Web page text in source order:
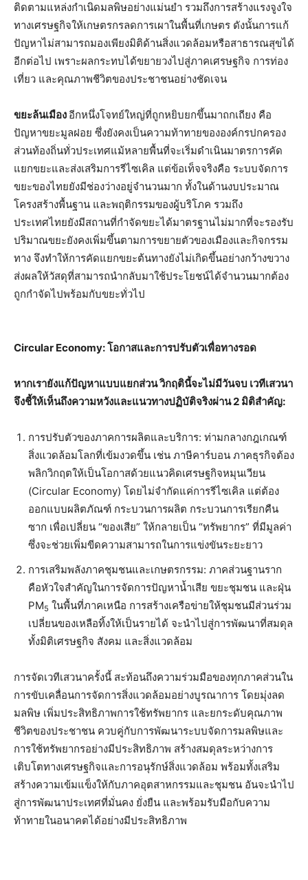
ติดตามแหล่งกำเนิดมลพิษอย่างแม่นยำ รวมถึงการสร้างแรงจูงใจ
ทางเศรษฐกิจให้เกษตรกรลดการเผาในพื้นที่เกษตร ดังนั้นการแก้
ปัญหาไม่สามารถมองเพียงมิติด้านสิ่งแวดล้อมหรือสาธารณสุขได้
อีกต่อไป เพราะผลกระทบได้ขยายวงไปสู่ภาคเศรษฐกิจ การท่อง
เที่ยว และคุณภาพชีวิตของประชาชนอย่างชัดเจน
ขยะล้นเมือง อีกหนึ่งโจทย์ใหญ่ที่ถูกหยิบยกขึ้นมาถกเถียง คือ
ปัญหาขยะมูลฝอย ซึ่งยังคงเป็นความท้าทายขององค์กรปกครอง
ส่วนท้องถิ่นทั่วประเทศแม้หลายพื้นที่จะเริ่มดำเนินมาตรการคัด
แยกขยะและส่งเสริมการรีไซเคิล แต่ข้อเท็จจริงคือ ระบบจัดการ
ขยะของไทยยังมีช่องว่างอยู่จำนวนมาก ทั้งในด้านงบประมาณ
โครงสร้างพื้นฐาน และพฤติกรรมของผู้บริโภค รวมถึง
ประเทศไทยยังมีสถานที่กำจัดขยะได้มาตรฐานไม่มากที่จะรองรับ
ปริมาณขยะยังคงเพิ่มขึ้นตามการขยายตัวของเมืองและกิจกรรม
ทาง จึงทำให้การคัดแยกขยะต้นทางยังไม่เกิดขึ้นอย่างกว้างขวาง
ส่งผลให้วัสดุที่สามารถนำกลับมาใช้ประโยชน์ได้จำนวนมากต้อง
ถูกกำจัดไปพร้อมกับขยะทั่วไป
Circular Economy: โอกาสและการปรับตัวเพื่อทางรอด
หากเรายังแก้ปัญหาแบบแยกส่วน วิกฤตินี้จะไม่มีวันจบ เวทีเสวนา
จึงชี้ให้เห็นถึงความหวังและแนวทางปฏิบัติจริงผ่าน2 มิติสำคัญ:
การปรับตัวของภาคการผลิตและบริการ: ท่ามกลางกฎเกณฑ์
สิ่งแวดล้อมโลกที่เข้มงวดขึ้น เช่น ภาษีคาร์บอน ภาคธุรกิจต้อง
พลิกวิกฤตให้เป็นโอกาสด้วยแนวคิดเศรษฐกิจหมุนเวียน
(Circular Economy) โดยไม่จำกัดแค่การรีไซเคิล แต่ต้อง
ออกแบบผลิตภัณฑ์ กระบวนการผลิต กระบวนการเรียกคืน
ซาก เพื่อเปลี่ยน “ของเสีย” ให้กลายเป็น “ทรัพยากร” ที่มีมูลค่า
ซึ่งจะช่วยเพิ่มขีดความสามารถในการแข่งขันระยะยาว
การเสริมพลังภาคชุมชนและเกษตรกรรม: ภาคส่วนฐานราก
คือหัวใจสำคัญในการจัดการปัญหาน้ำเสีย ขยะชุมชน และฝุ่น
PM5 ในพื้นที่ภาคเหนือ การสร้างเครือข่ายให้ชุมชนมีส่วนร่วม
เปลี่ยนของเหลือทิ้งให้เป็นรายได้ จะนำไปสู่การพัฒนาที่สมดุล
ทั้งมิติเศรษฐกิจ สังคม และสิ่งแวดล้อม
การจัดเวทีเสวนาครั้งนี้ สะท้อนถึงความร่วมมือของทุกภาคส่วนใน
การขับเคลื่อนการจัดการสิ่งแวดล้อมอย่างบูรณาการ โดยมุ่งลด
มลพิษ เพิ่มประสิทธิภาพการใช้ทรัพยากร และยกระดับคุณภาพ
ชีวิตของประชาชน ควบคู่กับการพัฒนาระบบจัดการมลพิษและ
การใช้ทรัพยากรอย่างมีประสิทธิภาพ สร้างสมดุลระหว่างการ
เติบโตทางเศรษฐกิจและการอนุรักษ์สิ่งแวดล้อม พร้อมทั้งเสริม
สร้างความเข้มแข็งให้กับภาคอุตสาหกรรมและชุมชน อันจะนำไป
สู่การพัฒนาประเทศที่มั่นคง ยั่งยืน และพร้อมรับมือกับความ
ท้าทายในอนาคตได้อย่างมีประสิทธิภาพ